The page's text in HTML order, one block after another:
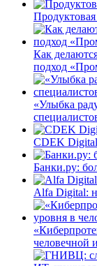
Как
подход
«Улыбка
CDEK
Банки.ру:
Alfa Digital:
человечной